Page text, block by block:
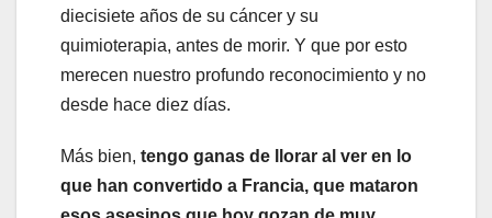
diecisiete años de su cáncer y su
quimioterapia, antes de morir. Y que por esto
merecen nuestro profundo reconocimiento y no
desde hace diez días.
Más bien, tengo ganas de llorar al ver en lo
que han convertido a Francia, que mataron